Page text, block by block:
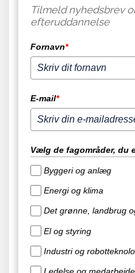
Tilmeld nyhedsbrev
efteruddannelse
Fornavn*
E-mail*
Vælg de fagområder, du
Byggeri og anlæg
Energi og klima
Det grønne, landbrug
El og styring
Industri og
Ledelse og